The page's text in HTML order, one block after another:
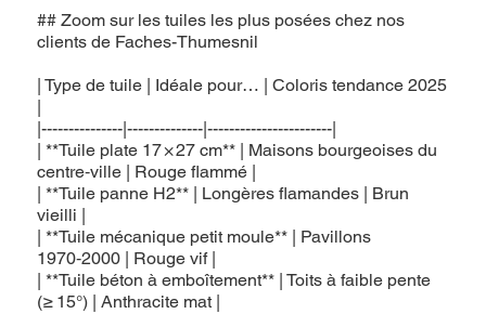
## Zoom sur les tuiles les plus posées chez nos
clients de Faches-Thumesnil
| Type de tuile | Idéale pour… | Coloris tendance 2025
|---------------|--------------|-----------------------|
| **Tuile plate 17 × 27 cm** | Maisons bourgeoises du
centre‑ville | Rouge flammé |
| **Tuile panne H2** | Longères flamandes | Brun
vieilli |
| **Tuile mécanique petit moule** | Pavillons
1970‑2000 | Rouge vif |
| **Tuile béton à emboîtement** | Toits à faible pente
(≥ 15°) | Anthracite mat |